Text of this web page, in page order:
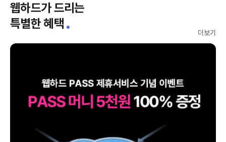
웹하드가 드리는
특별한 혜택
더보기